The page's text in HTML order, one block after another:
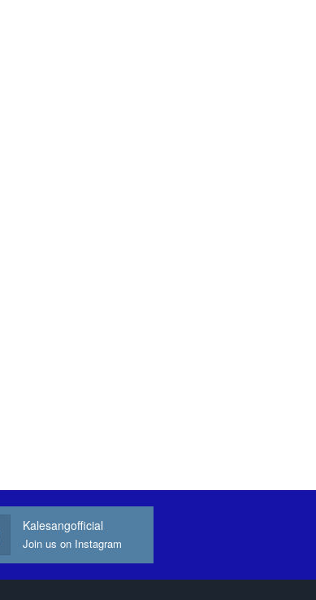
Kalesangofficial
Join us on Instagram